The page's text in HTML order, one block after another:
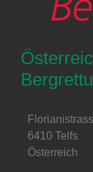
6410 Telfs
Österreich